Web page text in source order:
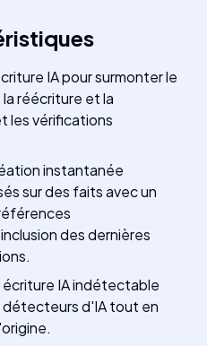
IA pour surmonter le
réécriture et la
les vérifications
instantanée
sur des faits avec un
des dernières
écriture IA indétectable
détecteurs d'IA tout en